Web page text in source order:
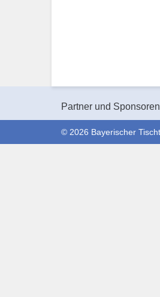
Partner und Sponsoren
© 2026 Bayerischer